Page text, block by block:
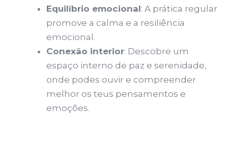
Equilíbrio emocional: A prática regular
promove a calma e a resiliência
emocional.
Conexão interior: Descobre um
espaço interno de paz e serenidade,
onde podes ouvir e compreender
melhor os teus pensamentos e
emoções.
Ao compartilhar
interesses e
ao visitar o
nosso site,
possibilidade